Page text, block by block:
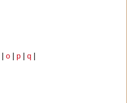
|o |p |q